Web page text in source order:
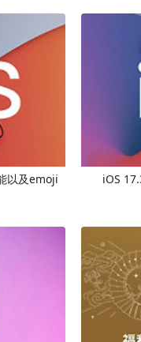
以及emoji iOS